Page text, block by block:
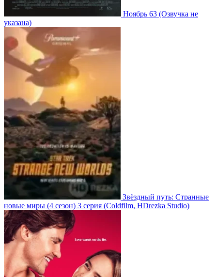
Ноябрь 63 (Озвучка не
указана)
Звёздный путь: Странные
новые миры (4 сезон) 3 серия (Coldfilm, HDrezka Studio)